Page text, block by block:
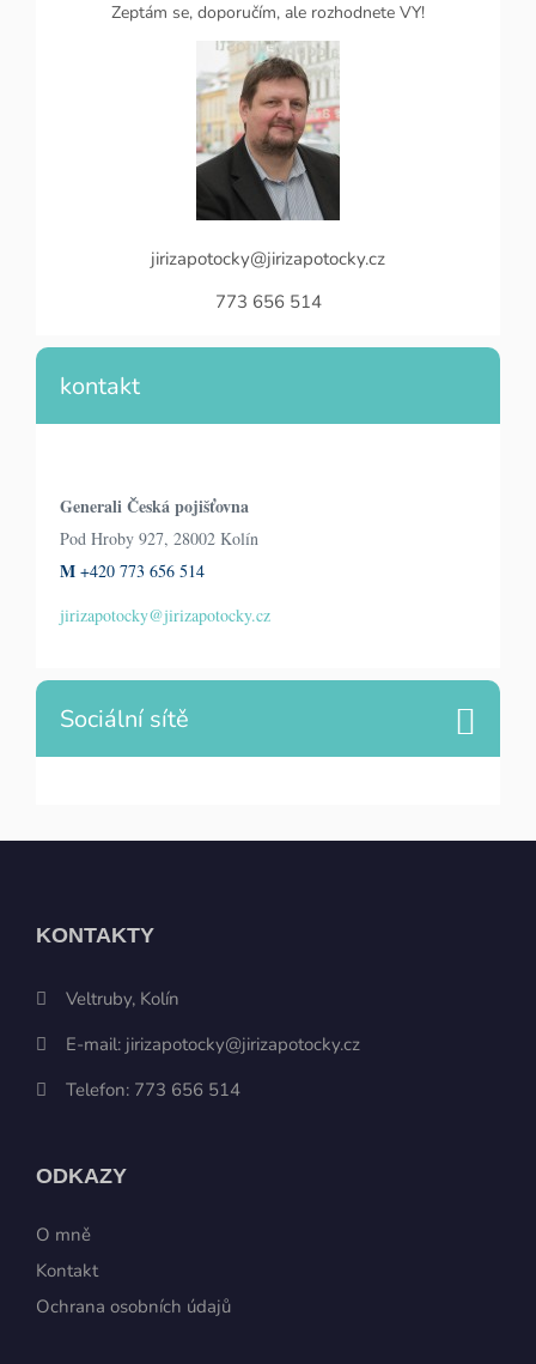
Zeptám se, doporučím, ale rozhodnete VY!
jirizapotocky@jirizapotocky.cz
773 656 514
kontakt
Generali Česká pojišťovna
Pod Hroby 927, 28002 Kolín
M +420 773 656 514
jirizapotocky@jirizapotocky.cz
Sociální sítě
KONTAKTY
Veltruby, Kolín
E-mail: jirizapotocky@jirizapotocky.cz
Telefon: 773 656 514
ODKAZY
O mně
Kontakt
Ochrana osobních údajů